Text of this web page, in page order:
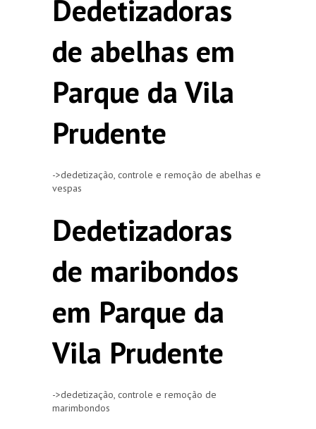
Dedetizadoras
de abelhas em
Parque da Vila
Prudente
->dedetização, controle e remoção de abelhas e
vespas
Dedetizadoras
de maribondos
em Parque da
Vila Prudente
->dedetização, controle e remoção de
marimbondos